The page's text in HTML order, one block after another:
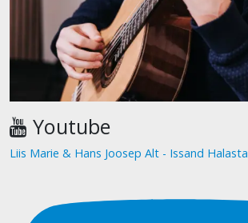
Youtube
Liis Marie & Hans Joosep Alt - Issand Halasta